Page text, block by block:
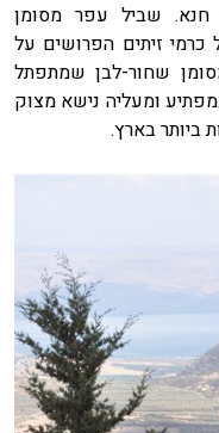
חנא. שביל עפר מסומן
כרמי זיתים הפרושים על
שחור-לבן שמתפתל
ומעליה נישא מצוק
ביותר בארץ.